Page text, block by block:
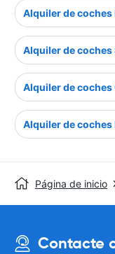
Alquiler de coches
Alquiler de coches
Alquiler de coches
Alquiler de coches
Página de inicio
Contacte